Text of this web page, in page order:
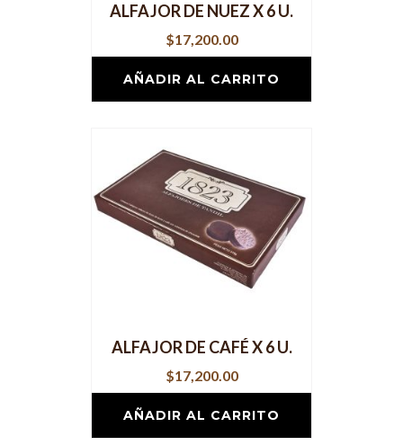
ALFAJOR DE NUEZ X 6 U.
$17,200.00
AÑADIR AL CARRITO
ALFAJOR DE CAFÉ X 6 U.
$17,200.00
AÑADIR AL CARRITO